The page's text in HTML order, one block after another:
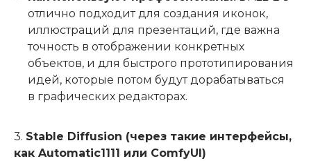
отлично подходит для создания иконок,
иллюстраций для презентаций, где важна
точность в отображении конкретных
объектов, и для быстрого прототипирования
идей, которые потом будут дорабатываться
в графических редакторах.
3. Stable Diffusion (через такие интерфейсы,
как Automatic1111 или ComfyUI)